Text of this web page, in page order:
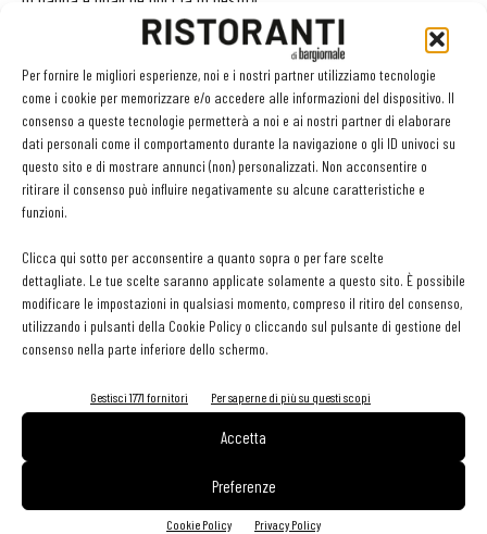
Per fornire le migliori esperienze, noi e i nostri partner utilizziamo tecnologie
come i cookie per memorizzare e/o accedere alle informazioni del dispositivo. Il
consenso a queste tecnologie permetterà a noi e ai nostri partner di elaborare
dati personali come il comportamento durante la navigazione o gli ID univoci su
questo sito e di mostrare annunci (non) personalizzati. Non acconsentire o
ritirare il consenso può influire negativamente su alcune caratteristiche e
funzioni.
Clicca qui sotto per acconsentire a quanto sopra o per fare scelte
dettagliate. Le tue scelte saranno applicate solamente a questo sito. È possibile
modificare le impostazioni in qualsiasi momento, compreso il ritiro del consenso,
utilizzando i pulsanti della Cookie Policy o cliccando sul pulsante di gestione del
consenso nella parte inferiore dello schermo.
Gestisci 1771 fornitori Per saperne di più su questi scopi
Accetta
Preferenze
Cookie Policy Privacy Policy
Le caratteristiche organolettiche della Mozzarella di Bufala
sembrano prestarsi a ogni tipo di abbinamento, dalla carne al
pesce, passando per verdure, pasta e quant'altro. «Il consiglio
pratico che posso dare - prosegue Marziale - è di utilizzare per
cucinare dei formati grandi di mozzarella. Altra cosa importante è
la conservazione: bisogna mantenerla fuori dal frigorifero a
temperatura fresca (possibilmente attorno ai 20°C), dentro al suo
altrimenti il prodotto perde consistenza ed elasticità,
caratteristiche distintive di una mozzarella fresca. Inoltre ho
scoperto che il liquido di governo è molto interessante per
mantecare il risotto, mentre il latticello, che premendo fuoriesce
dalla mozzarella stessa, è utile per preparare salse, ad esempio
con un pizzico di zafferano».